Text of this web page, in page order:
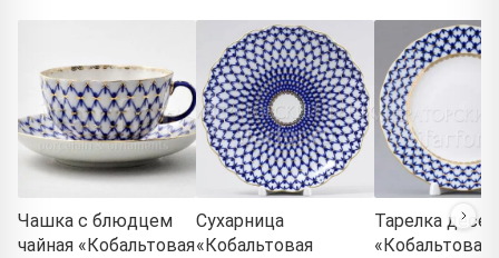
Чашка с блюдцем
чайная «Кобальтовая
Сухарница
«Кобальтовая
Тарелка
«Кобальтовая